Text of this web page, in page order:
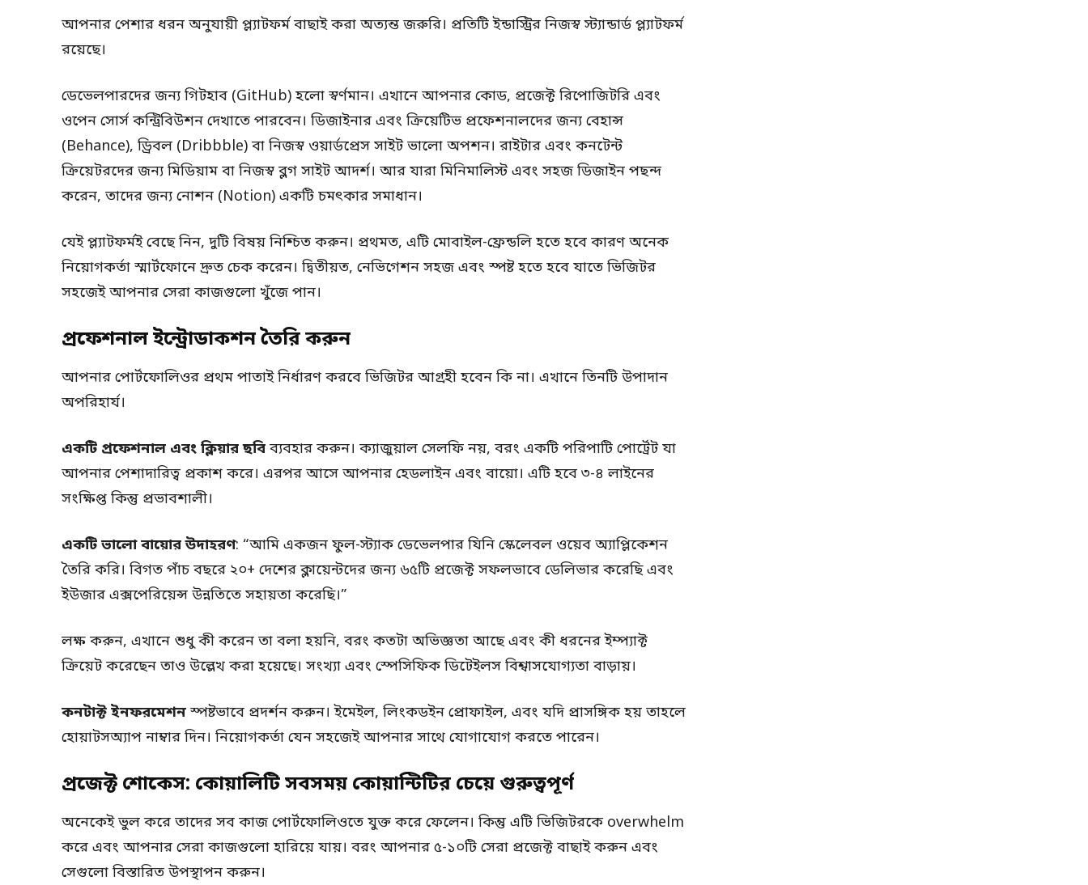
আপনার পেশার ধরন অনুযায়ী প্ল্যাটফর্ম বাছাই করা অত্যন্ত জরুরি। প্রতিটি ইন্ডাস্ট্রির নিজস্ব স্ট্যান্ডার্ড প্ল্যাটফর্ম
রয়েছে।
ডেভেলপারদের জন্য গিটহাব (GitHub) হলো স্বর্ণমান। এখানে আপনার কোড, প্রজেক্ট রিপোজিটরি এবং
ওপেন সোর্স কন্ট্রিবিউশন দেখাতে পারবেন। ডিজাইনার এবং ক্রিয়েটিভ প্রফেশনালদের জন্য বেহান্স
(Behance), ড্রিবল (Dribbble) বা নিজস্ব ওয়ার্ডপ্রেস সাইট ভালো অপশন। রাইটার এবং কনটেন্ট
ক্রিয়েটরদের জন্য মিডিয়াম বা নিজস্ব ব্লগ সাইট আদর্শ। আর যারা মিনিমালিস্ট এবং সহজ ডিজাইন পছন্দ
করেন, তাদের জন্য নোশন (Notion) একটি চমৎকার সমাধান।
যেই প্ল্যাটফর্মই বেছে নিন, দুটি বিষয় নিশ্চিত করুন। প্রথমত, এটি মোবাইল-ফ্রেন্ডলি হতে হবে কারণ অনেক
নিয়োগকর্তা স্মার্টফোনে দ্রুত চেক করেন। দ্বিতীয়ত, নেভিগেশন সহজ এবং স্পষ্ট হতে হবে যাতে ভিজিটর
সহজেই আপনার সেরা কাজগুলো খুঁজে পান।
প্রফেশনাল ইন্ট্রোডাকশন তৈরি করুন
আপনার পোর্টফোলিওর প্রথম পাতাই নির্ধারণ করবে ভিজিটর আগ্রহী হবেন কি না। এখানে তিনটি উপাদান
অপরিহার্য।
একটি প্রফেশনাল এবং ক্লিয়ার ছবি ব্যবহার করুন। ক্যাজুয়াল সেলফি নয়, বরং একটি পরিপাটি পোর্ট্রেট যা
আপনার পেশাদারিত্ব প্রকাশ করে। এরপর আসে আপনার হেডলাইন এবং বায়ো। এটি হবে ৩-৪ লাইনের
সংক্ষিপ্ত কিন্তু প্রভাবশালী।
একটি ভালো বায়োর উদাহরণ: “আমি একজন ফুল-স্ট্যাক ডেভেলপার যিনি স্কেলেবল ওয়েব অ্যাপ্লিকেশন
তৈরি করি। বিগত পাঁচ বছরে ২০+ দেশের ক্লায়েন্টদের জন্য ৬৫টি প্রজেক্ট সফলভাবে ডেলিভার করেছি এবং
ইউজার এক্সপেরিয়েন্স উন্নতিতে সহায়তা করেছি।”
লক্ষ করুন, এখানে শুধু কী করেন তা বলা হয়নি, বরং কতটা অভিজ্ঞতা আছে এবং কী ধরনের ইম্প্যাক্ট
ক্রিয়েট করেছেন তাও উল্লেখ করা হয়েছে। সংখ্যা এবং স্পেসিফিক ডিটেইলস বিশ্বাসযোগ্যতা বাড়ায়।
কনটাক্ট ইনফরমেশন স্পষ্টভাবে প্রদর্শন করুন। ইমেইল, লিংকডইন প্রোফাইল, এবং যদি প্রাসঙ্গিক হয় তাহলে
হোয়াটসঅ্যাপ নাম্বার দিন। নিয়োগকর্তা যেন সহজেই আপনার সাথে যোগাযোগ করতে পারেন।
প্রজেক্ট শোকেস: কোয়ালিটি সবসময় কোয়ান্টিটির চেয়ে গুরুত্বপূর্ণ
অনেকেই ভুল করে তাদের সব কাজ পোর্টফোলিওতে যুক্ত করে ফেলেন। কিন্তু এটি ভিজিটরকে overwhelm
করে এবং আপনার সেরা কাজগুলো হারিয়ে যায়। বরং আপনার ৫-১০টি সেরা প্রজেক্ট বাছাই করুন এবং
সেগুলো বিস্তারিত উপস্থাপন করুন।